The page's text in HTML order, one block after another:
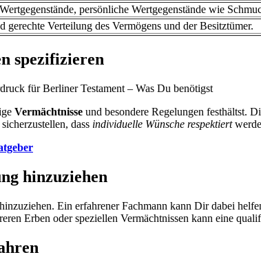
persönliche Wertgegenstände wie
gerechte Verteilung des Vermögens und der Besitztümer.
spezifizieren
Vermächtnisse und besondere Regelungen festhältst.
dass individuelle Wünsche respektiert
hinzuziehen
Ein erfahrener Fachmann kann Dir dabei
Erben oder speziellen Vermächtnissen kann eine